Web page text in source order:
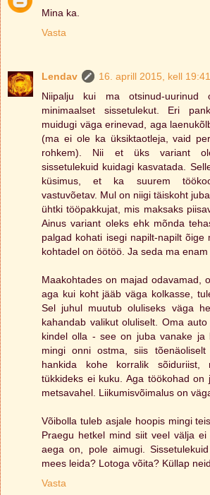
Mina ka.
Vasta
Lendav
16. aprill 2015, kell 19:41
Niipalju kui ma otsinud-uurinud
minimaalset sissetulekut. Eri
muidugi väga erinevad, aga
(ma ei ole ka üksiktaotleja, vaid
rohkem). Nii et üks variant
sissetulekuid kuidagi kasvatada.
küsimus, et ka suurem
vastuvõetav. Mul on niigi täiskoht
ühtki tööpakkujat, mis maksaks
Ainus variant oleks ehk mõnda
palgad kohati isegi napilt-napilt õige
kohtadel on öötöö. Ja seda ma
Maakohtades on majad odavamad,
aga kui koht jääb väga kolkasse,
Sel juhul muutub oluliseks väga
kahandab valikut oluliselt. Oma
kindel olla - see on juba vanake ja
mingi onni ostma, siis
hankida kohe korralik
tükkideks ei kuku. Aga töökohad on
metsavahel. Liikumisvõimalus on
Võibolla tuleb asjale hoopis mingi
Praegu hetkel mind siit veel välja
aega on, pole aimugi.
mees leida? Lotoga võita? Küllap
Vasta